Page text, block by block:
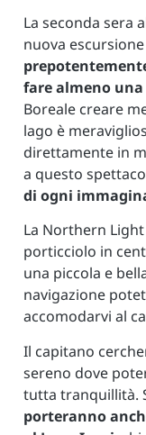
La seconda sera
nuova
fare almeno
Boreale creare
lago è
direttamente in
a questo
di ogni
La Northern
porticciolo in
una piccola e
navigazione
accomodarvi al
Il capitano
sereno dove
tutta tranquillità.
porteranno